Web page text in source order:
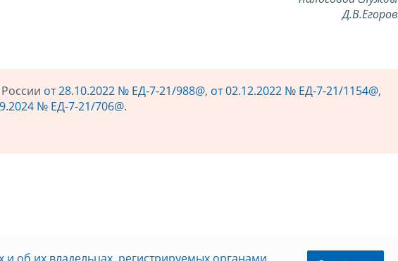
Д.В.Егоров
от 28.10.2022 № ЕД-7-21/988@, от 02.12.2022 № ЕД-7-21/1154@,
№ ЕД-7-21/706@.